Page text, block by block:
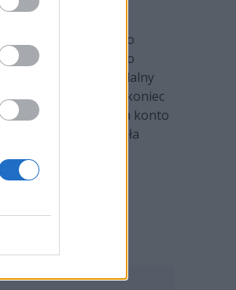
można było
z VNC jeśli chodzi o
z nich miała absurdalny
pierwsze punkty koniec
zawędrowało na konto
stylu została